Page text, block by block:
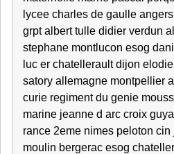
lycee charles de gaulle
grpt albert tulle didier verdun
stephane montlucon esog
luc er chatellerault dijon
satory allemagne montpellier
curie regiment du genie
marine jeanne d arc croix
rance 2eme nimes peloton
moulin bergerac esog